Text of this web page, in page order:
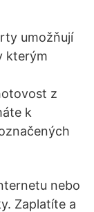
umožňují
kterým
z
k
nebo
Zaplatíte a